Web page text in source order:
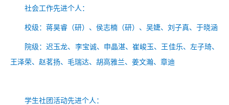
社会工作先进个人：
校级：蒋昊睿 （研） 、侯志楠 （研） 、 吴婕、刘子真、于晓涵
院级：迟玉龙、李宝诚、申晶湛、崔峻玉、王佳乐、左子琦、
王泽荣、赵茗扬、毛瑞达、胡高雅兰、姜文瀚、章迪
学生社团活动先进个人：